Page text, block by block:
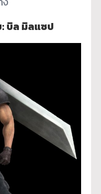
บิล มิลแซป